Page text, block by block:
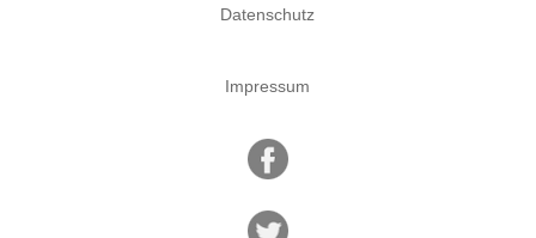
Datenschutz
Impressum